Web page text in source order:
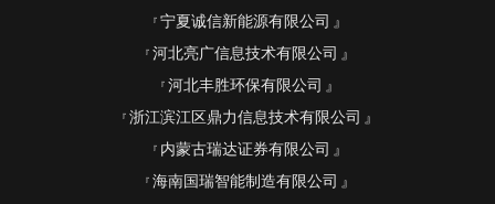
宁夏诚信新能源有限公司
河北亮广信息技术有限公司
河北丰胜环保有限公司
浙江滨江区鼎力信息技术有限公司
内蒙古瑞达证券有限公司
海南国瑞智能制造有限公司